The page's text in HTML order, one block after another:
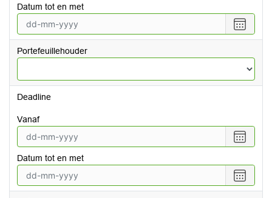
vanaf
Datum tot en met
een
tot
en
met
Portefeuillehouder
Deadline
vanaf
een
vanaf
Datum tot en met
een